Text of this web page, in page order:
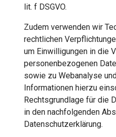
lit. f DSGVO.
Zudem verwenden wir
rechtlichen
um Einwilligungen in die
personenbezogenen
sowie zu Webanalyse
Informationen hierzu
Rechtsgrundlage für die
in den nachfolgenden
Datenschutzerklärung.